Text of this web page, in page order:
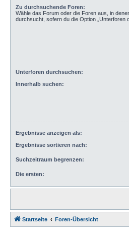
Zu durchsuchende Foren:
Wähle das Forum oder die Foren aus, in
durchsucht, sofern du die Option „Unterforen
Unterforen durchsuchen:
Innerhalb suchen:
Ergebnisse anzeigen als:
Ergebnisse sortieren nach:
Suchzeitraum begrenzen:
Die ersten:
Startseite Foren-Übersicht